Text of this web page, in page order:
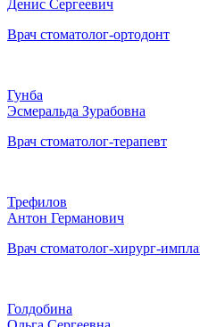
Денис Сергеевич
Врач стоматолог-ортодонт
Гунба
Эсмеральда Зурабовна
Врач стоматолог-терапевт
Трефилов
Антон Германович
Врач стоматолог-хирург-
Голдобина